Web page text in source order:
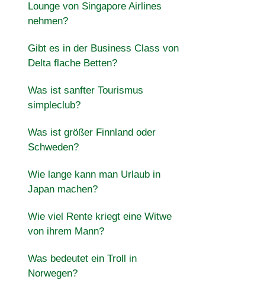
Lounge von Singapore Airlines
nehmen?
Gibt es in der Business Class von
Delta flache Betten?
Was ist sanfter Tourismus
simpleclub?
Was ist größer Finnland oder
Schweden?
Wie lange kann man Urlaub in
Japan machen?
Wie viel Rente kriegt eine Witwe
von ihrem Mann?
Was bedeutet ein Troll in
Norwegen?